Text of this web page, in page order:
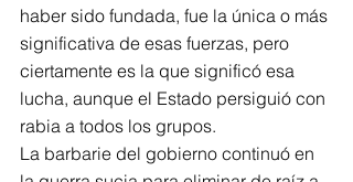
haber sido fundada, fue la única o más
significativa de esas fuerzas, pero
ciertamente es la que significó esa
lucha, aunque el Estado persiguió con
rabia a todos los grupos.
La barbarie del gobierno continuó en